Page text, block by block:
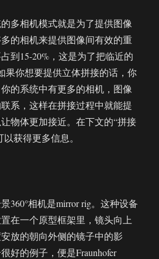
多相机模式就是为了提供图像
的相机来提供图像间有效的重
到15-20%，这是为了把临近的
果你想要提供立体拼接的话，你
的系统中有更多的相机，图像
系，这样在拼接过程中就能提
物体更加接近。在下文的“拼接
获得更多信息。
360°相机是mirror rig。这种设备
在一个原型框架里，镜头向上
放的朝向外侧的镜子中的影
好的例子，便是Fraunhofer